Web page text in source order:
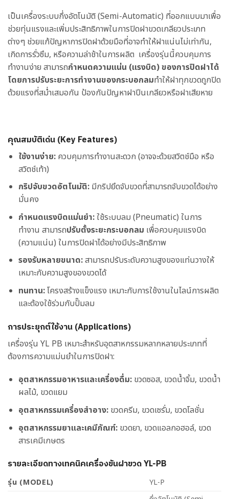
เป็นเครื่องระบบกึ่งอัตโนมัติ (Semi-Automatic) ที่ออกแบบมาเพื่อ
ช่วยทุ่นแรงและเพิ่มประสิทธิภาพในการปิดฝาขวดเกลียวประเภท
ต่างๆ ช่วยแก้ปัญหาการปิดฝาด้วยมือที่อาจทำให้ฝาแน่นไม่เท่ากัน,
เกิดการรั่วซึม, หรือความล่าช้าในการผลิต เครื่องรุ่นนี้ควบคุมการ
ทำงานง่าย สามารถกำหนดความแน่น (แรงบิด) ของการปิดฝาได้
โดยการปรับระยะการทำงานของกระบอกลมทำให้ฝาทุกขวดถูกปิด
ด้วยแรงที่สม่ำเสมอกัน ป้องกันปัญหาฝาปีนเกลียวหรือฝาเสียหาย
คุณสมบัติเด่น (Key Features)
ใช้งานง่าย:ควบคุมการทำงานสะดวก (อาจจะด้วยสวิตช์มือ หรือ
สวิตช์เท้า)
กริปจับขวดอัตโนมัติ: มีกริปยึดจับขวดที่สามารถจับขวดได้อย่าง
มั่นคง
กำหนดแรงบิดแม่นยำ:ใช้ระบบลม (Pneumatic) ในการ
ทำงาน สามารถปรับตั้งระยะกระบอกลม เพื่อควบคุมแรงบิด
(ความแน่น) ในการปิดฝาได้อย่างมีประสิทธิภาพ
รองรับหลายขนาด:สามารถปรับระดับความสูงของแท่นวางให้
เหมาะกับความสูงของขวดได้
ทนทาน:โครงสร้างแข็งแรง เหมาะกับการใช้งานในไลน์การผลิต
และต้องใช้ร่วมกับปั๊มลม
การประยุกต์ใช้งาน (Applications)
เครื่องรุ่น YL PB เหมาะสำหรับอุตสาหกรรมหลากหลายประเภทที่
ต้องการความแม่นยำในการปิดฝา:
อุตสาหกรรมอาหารและเครื่องดื่ม:ขวดซอส, ขวดน้ำจิ้ม, ขวดน้ำ
ผลไม้, ขวดแยม
อุตสาหกรรมเครื่องสำอาง:ขวดครีม, ขวดเซรั่ม, ขวดโลชั่น
อุตสาหกรรมยาและเคมีภัณฑ์:ขวดยา, ขวดแอลกอฮอล์, ขวด
สารเคมีเกษตร
รายละเอียดทางเทคนิคเครื่องขันฝาขวด YL-PB
รุ่น (MODEL)
YL-P